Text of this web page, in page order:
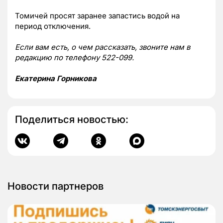
Томичей просят заранее запастись водой на
период отключения.
Если вам есть, о чем рассказать, звоните нам в
редакцию по телефону 522-099.
Екатерина Горникова
Поделиться новостью:
Новости партнеров